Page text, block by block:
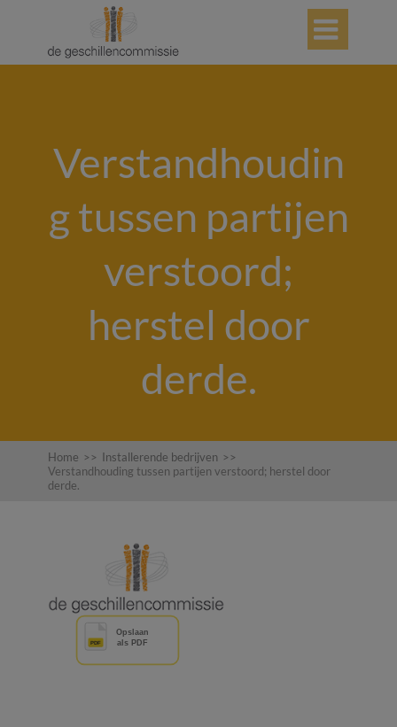

Verstandhoudin
g tussen partijen
verstoord;
herstel door
derde.
Home >> Installerende bedrijven >>
Verstandhouding tussen partijen verstoord; herstel door
derde.